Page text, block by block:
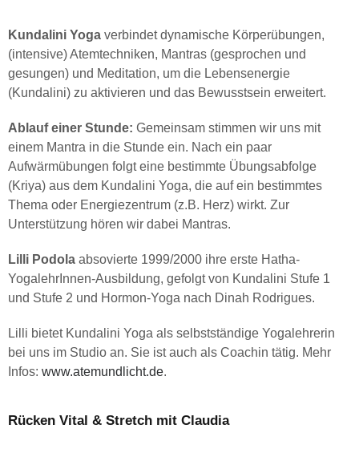
Kundalini Yoga verbindet dynamische Körperübungen,
(intensive) Atemtechniken, Mantras (gesprochen und
gesungen) und Meditation, um die Lebensenergie
(Kundalini) zu aktivieren und das Bewusstsein erweitert.
Ablauf einer Stunde: Gemeinsam stimmen wir uns mit
einem Mantra in die Stunde ein. Nach ein paar
Aufwärmübungen folgt eine bestimmte Übungsabfolge
(Kriya) aus dem Kundalini Yoga, die auf ein bestimmtes
Thema oder Energiezentrum (z.B. Herz) wirkt. Zur
Unterstützung hören wir dabei Mantras.
Lilli Podola absovierte 1999/2000 ihre erste Hatha-
YogalehrInnen-Ausbildung, gefolgt von Kundalini Stufe 1
und Stufe 2 und Hormon-Yoga nach Dinah Rodrigues.
Lilli bietet Kundalini Yoga als selbstständige Yogalehrerin
bei uns im Studio an. Sie ist auch als Coachin tätig. Mehr
Infos: www.atemundlicht.de.
Rücken Vital & Stretch mit Claudia